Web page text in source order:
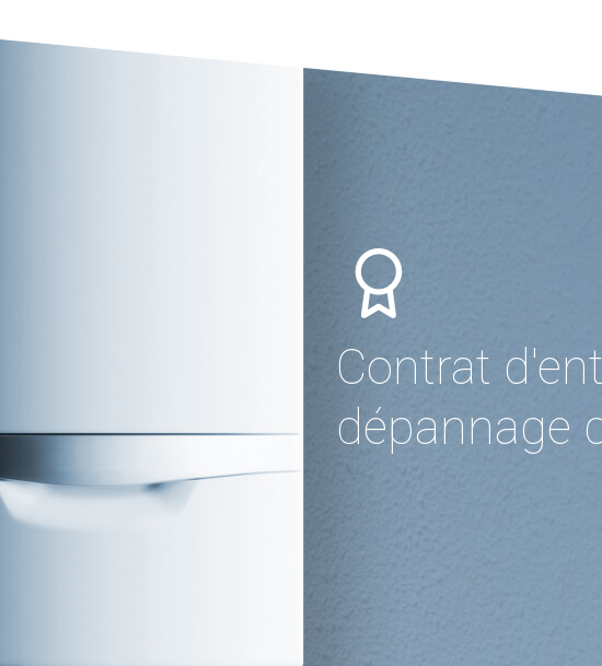
Contrat
dépannage